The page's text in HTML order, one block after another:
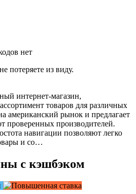
нет
потеряете из виду.
интернет-магазин,
товаров для различных
американский рынок и предлагает
проверенных производителей.
навигации позволяют легко
и со…
с кэшбэком